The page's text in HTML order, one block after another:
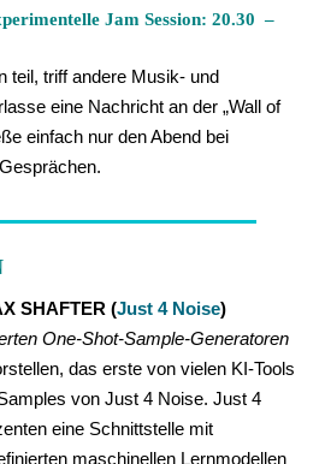
Jam Session: 20.30 –
teil, triff andere Musik- und
eine Nachricht an der „Wall of
einfach nur den Abend bei
SHAFTER (Just 4 Noise)
One-Shot-Sample-Generatoren
das erste von vielen KI-Tools
von Just 4 Noise. Just 4
eine Schnittstelle mit
maschinellen Lernmodellen